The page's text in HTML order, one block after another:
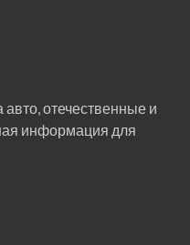
отечественные и
информация для